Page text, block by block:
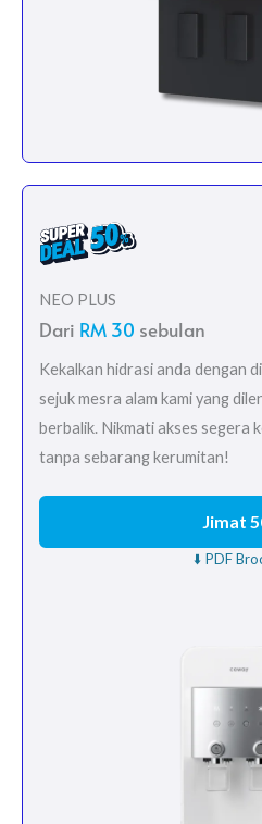
NEO PLUS
Dari RM 30 sebulan
Kekalkan hidrasi anda dengan
sejuk mesra alam kami yang
berbalik. Nikmati akses segera
tanpa sebarang kerumitan!
Jimat
⬇️ PDF